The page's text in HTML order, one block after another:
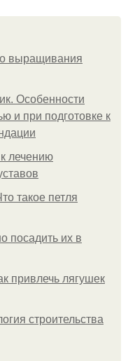
выращивания
Особенности
и при подготовке к
лечению
такое петля
посадить их в
привлечь лягушек
строительства